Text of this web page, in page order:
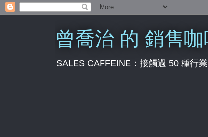
曾喬治 的 銷售咖
SALES CAFFEINE：接觸過 50 種行